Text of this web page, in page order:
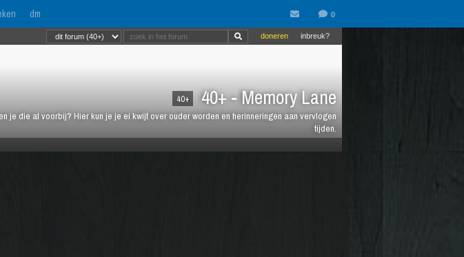
dm
40+ 40+ - Memory Lane
je die al voorbij? Hier kun je je ei kwijt over ouder worden en herinneringen aan vervlogen
tijden.
inbreuk?
doneren